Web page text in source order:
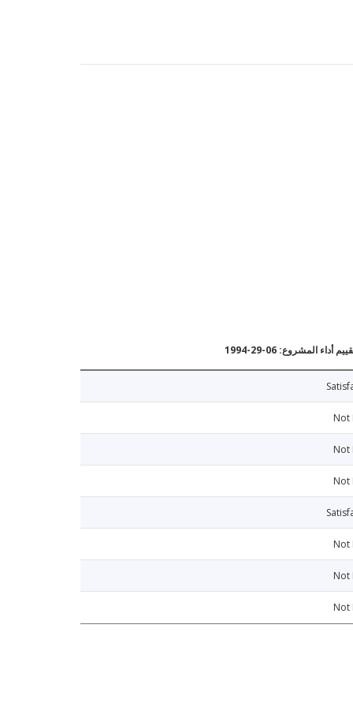
أداء المشروع: 06-29-1994
Not
Not
Not
Not
Not
Not